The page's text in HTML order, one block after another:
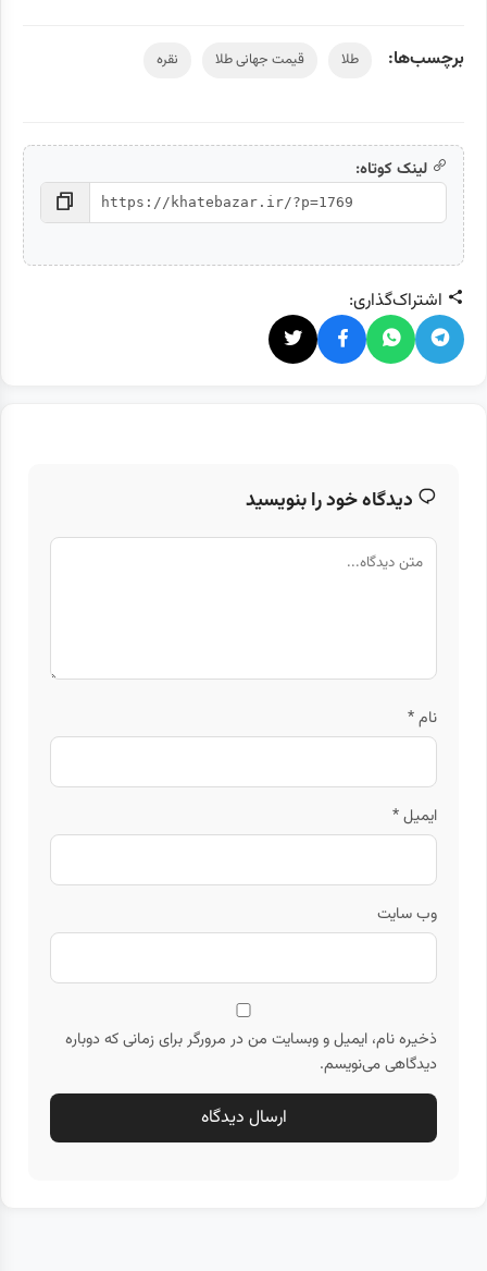
برچسب‌ها: طلا قیمت جهانی طلا نقره
لینک کوتاه:
اشتراک‌گذاری:
دیدگاه خود را بنویسید
نام*
ایمیل*
وب‌ سایت
ذخیره نام، ایمیل و وبسایت من در مرورگر برای زمانی که دوباره
دیدگاهی می‌نویسم.